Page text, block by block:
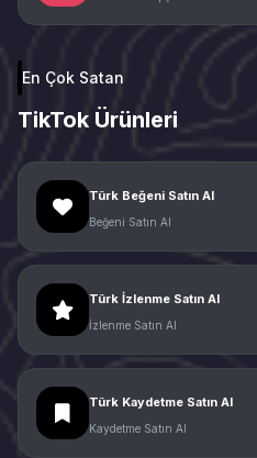
En Çok Satan
TikTok Ürünleri
Türk Beğeni Satın Al
Beğeni Satın Al
Türk İzlenme Satın Al
İzlenme Satın Al
Türk Kaydetme Satın Al
Kaydetme Satın Al